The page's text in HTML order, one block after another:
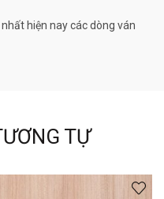
hiện nay các dòng ván
TỰ